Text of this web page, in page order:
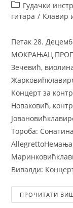
Гудачки
гитара / Клавир
Петак 28.
МОКРАЊАЦ
Зечевић,
Концерт за
Новаковић,
Тороба:
Вивалди:
ПРОЧИТАТИ